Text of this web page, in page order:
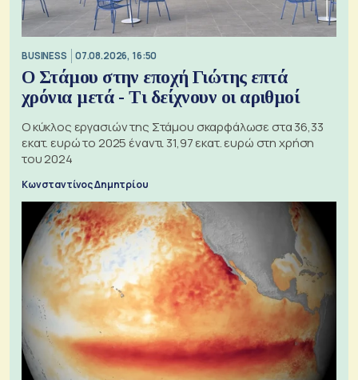
BUSINESS 07.08.2026, 16:50
Ο Στάμου στην εποχή Γιώτης επτά
χρόνια μετά - Τι δείχνουν οι αριθμοί
Ο κύκλος εργασιών της Στάμου σκαρφάλωσε στα 36,33
εκατ. ευρώ το 2025 έναντι 31,97 εκατ. ευρώ στη χρήση
του 2024
Κωνσταντίνος Δημητρίου